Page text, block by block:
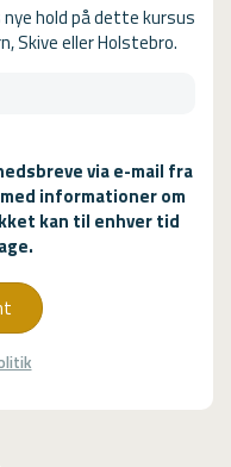
hold på dette kursus
Skive eller Holstebro.
via e-mail fra
informationer om
kan til enhver tid